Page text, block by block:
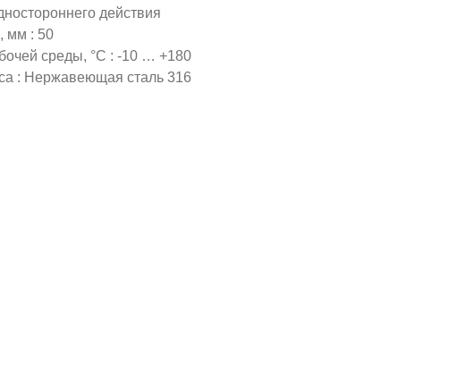
действия
мм : 50
среды, °С : -10 … +180
: Нержавеющая сталь 316